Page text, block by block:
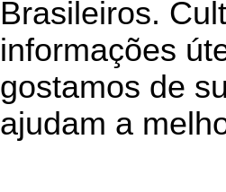
Brasileiros.
informações
gostamos de
ajudam a